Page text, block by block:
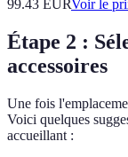
99.43 EURVoir le
Étape 2 :
accessoires
Une fois
Voici quelques
accueillant :